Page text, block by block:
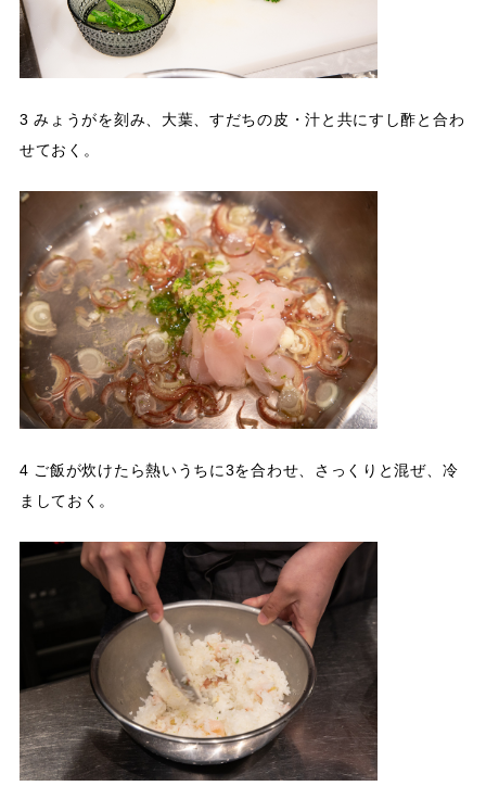
3 みょうがを刻み、大葉、すだちの皮・汁と共にすし酢と合わ
せておく。
4 ご飯が炊けたら熱いうちに3を合わせ、さっくりと混ぜ、冷
ましておく。